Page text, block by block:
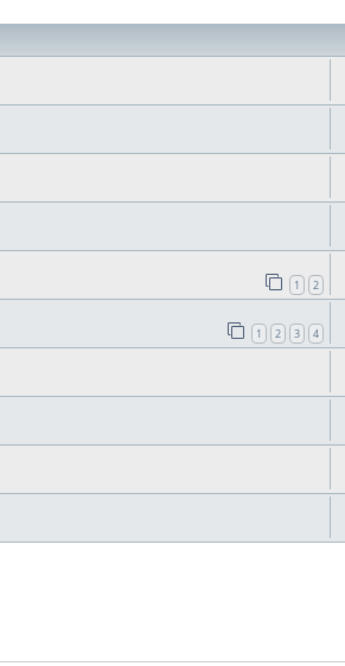
1 2
1 2 3 4